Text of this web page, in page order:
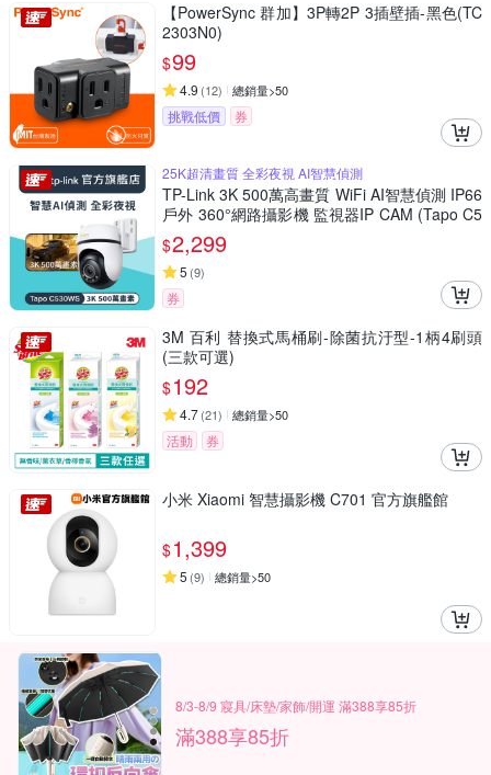
【PowerSync 群加】3P轉2P 3插壁插-黑色(TC
2303N0)
$99
4.9 (12) 總銷量>50
挑戰低價 券
25K超清畫質 全彩夜視 AI智慧偵測
TP-Link 3K 500萬高畫質 WiFi AI智慧偵測 IP66
戶外 360°網路攝影機 監視器IP CAM (Tapo C5
30WS)
$2,299
5 (9)
券
3M 百利 替換式馬桶刷-除菌抗汙型-1柄4刷頭
(三款可選)
$192
4.7(21) 總銷量>50
活動 券
小米 Xiaomi 智慧攝影機 C701 官方旗艦館
$1,399
5 (9) 總銷量>50
8/3-8/9 寢具/床墊/家飾/開運 滿388享85折
滿388享85折